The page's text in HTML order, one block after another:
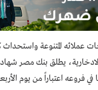
عملائه المتنوعة
يطلق بنك مصر
فروعه اعتباراً من يوم